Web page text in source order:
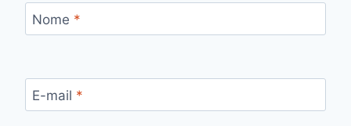
Nome *
E-mail *